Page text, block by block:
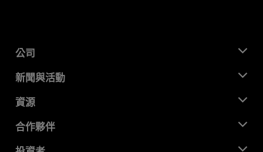
公司
關於 AMD
企業責任
招聘
聯絡我們
新聞與活動
新聞室
媒體庫
資源
開發者中心
合作夥伴
AMD 合作夥伴中心